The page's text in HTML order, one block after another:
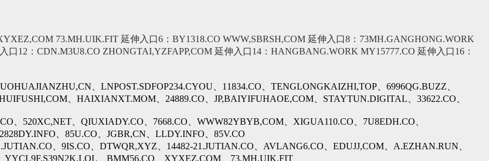
73.MH.UIK.FIT 延伸入口6：BY1318.CO WWW,SBRSH,COM 延伸入口8：73MH.GANGHONG.WORK
口12：CDN.M3U8.CO ZHONGTAI,YZFAPP,COM 延伸入口14：HANGBANG.WORK MY15777.CO 延伸入口16：
、LNPOST.SDFOP234.CYOU、11834.CO、TENGLONGKAIZHI,TOP、6996QG.BUZZ、
、HAIXIANXT.MOM、24889.CO、JP,BAIYIFUHAOE,COM、STAYTUN.DIGITAL、33622.CO、
、520XC,NET、QIUXIADY.CO、7668.CO、WWW82YBYB,COM、XIGUA110.CO、7U8EDH.CO、
、85U.CO、JGBR,CN、LLDY.INFO、85V.CO
、9IS.CO、DTWQR,XYZ、14482-21.JUTIAN.CO、AVLANG6.CO、EDUJJ,COM、A.EZHAN.RUN、
、BMM56.CO、XYXEZ,COM、73.MH.UIK.FIT